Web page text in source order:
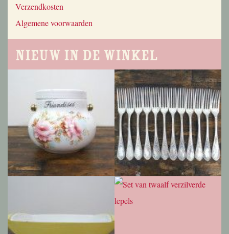
Verzendkosten
Algemene voorwaarden
Nieuw in de winkel